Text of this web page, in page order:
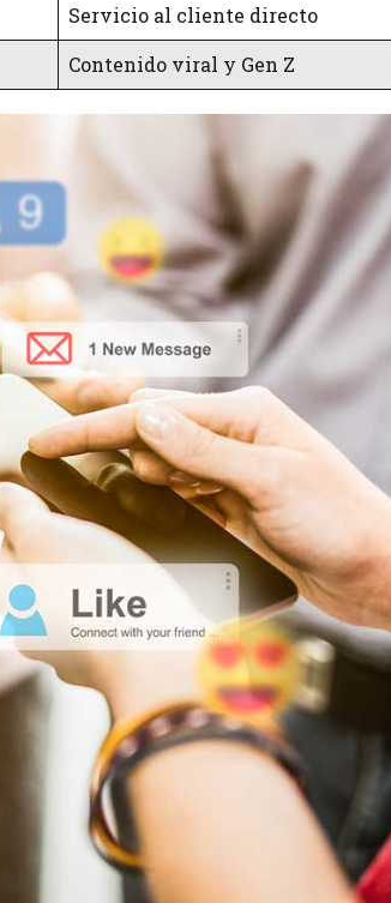
Servicio al cliente directo
Contenido viral y Gen Z